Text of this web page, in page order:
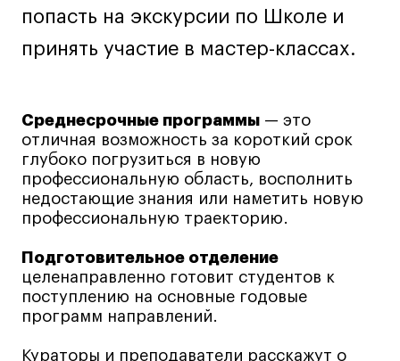
Техникум
Специалист кино- и медиапродакшена
Цифровой маркетолог
Технолог-конструктор одежды
Коммерческий фотограф
Все программы
Для школьников
Интенсивы
Среднесрочные
Долгосрочные
попасть на экскурсии по Школе и
принять участие в мастер-классах.
Среднесрочные программы — это
отличная возможность за короткий срок
глубоко погрузиться в новую
профессиональную область, восполнить
недостающие знания или наметить новую
профессиональную траекторию.
Подготовительное отделение
целенаправленно готовит студентов к
поступлению на основные годовые
программ направлений.
Кураторы и преподаватели расскажут о